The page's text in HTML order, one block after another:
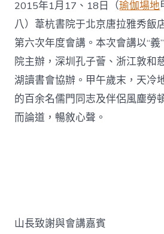
2015年1月17、18日（瑜伽場地
八）葦杭書院于北京唐拉雅秀飯
第六次年度會講。本次會講以“義
院主辦，深圳孔子薈、浙江敦和
湖讀書會協辦。甲午歲末，天冷
的百余名儒門同志及伴侶風塵勞
而論道，暢敘心聲。
山長致謝與會講嘉賓